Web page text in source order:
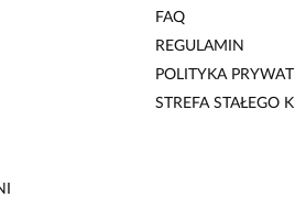
FAQ
REGULAMIN
POLITYKA
STREFA STAŁEGO